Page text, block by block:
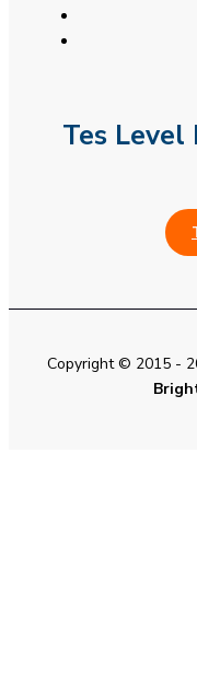
Tes Level
Copyright © 2015 -